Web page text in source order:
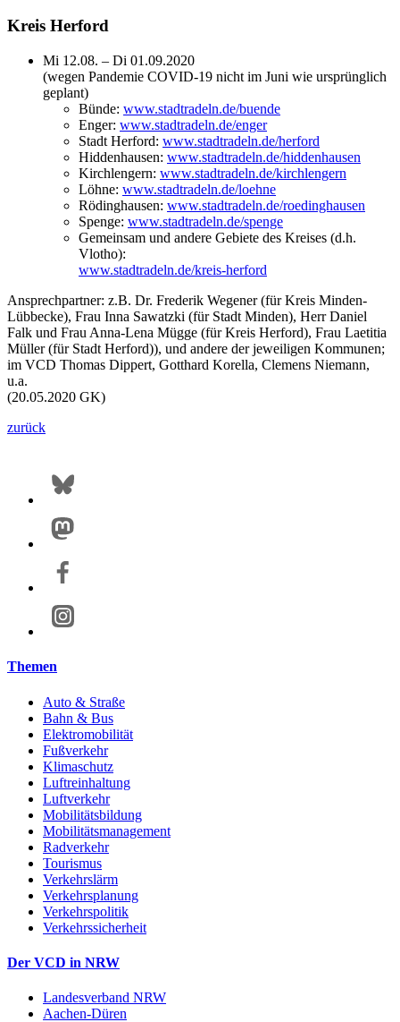
Kreis Herford
Mi 12.08. – Di 01.09.2020
(wegen Pandemie COVID-19 nicht im Juni wie ursprünglich
geplant)
Bünde: www.stadtradeln.de/buende
Enger: www.stadtradeln.de/enger
Stadt Herford: www.stadtradeln.de/herford
Hiddenhausen: www.stadtradeln.de/hiddenhausen
Kirchlengern: www.stadtradeln.de/kirchlengern
Löhne: www.stadtradeln.de/loehne
Rödinghausen: www.stadtradeln.de/roedinghausen
Spenge: www.stadtradeln.de/spenge
Gemeinsam und andere Gebiete des Kreises (d.h.
Vlotho):
www.stadtradeln.de/kreis-herford
Ansprechpartner: z.B. Dr. Frederik Wegener (für Kreis Minden-
Lübbecke), Frau Inna Sawatzki (für Stadt Minden), Herr Daniel
Falk und Frau Anna-Lena Mügge (für Kreis Herford), Frau Laetitia
Müller (für Stadt Herford)), und andere der jeweiligen Kommunen;
im VCD Thomas Dippert, Gotthard Korella, Clemens Niemann,
u.a.
(20.05.2020 GK)
zurück
Themen
Auto & Straße
Bahn & Bus
Elektromobilität
Fußverkehr
Klimaschutz
Luftreinhaltung
Luftverkehr
Mobilitätsbildung
Mobilitätsmanagement
Radverkehr
Tourismus
Verkehrslärm
Verkehrsplanung
Verkehrspolitik
Verkehrssicherheit
Der VCD in NRW
Landesverband NRW
Aachen-Düren